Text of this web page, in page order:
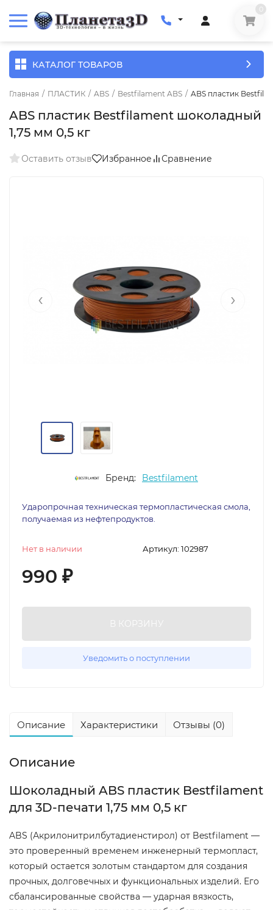
КАТАЛОГ ТОВАРОВ
Главная / ПЛАСТИК / ABS / Bestfilament ABS / ABS пластик
ABS пластик Bestfilament шоколадный
1,75 мм 0,5 кг
Оставить отзыв Избранное Сравнение
‹ ›
Бренд: Bestfilament
Ударопрочная техническая термопластическая смола,
получаемая из нефтепродуктов.
Артикул: 102987
Нет в наличии
990 ₽
В КОРЗИНУ
Уведомить о поступлении
Описание Характеристики Отзывы (0)
Описание
Шоколадный ABS пластик Bestfilament
для 3D-печати 1,75 мм 0,5 кг
ABS (Акрилонитрилбутадиенстирол) от Bestfilament —
это проверенный временем инженерный термопласт,
который остается золотым стандартом для создания
прочных, долговечных и функциональных изделий. Его
сбалансированные свойства — ударная вязкость,